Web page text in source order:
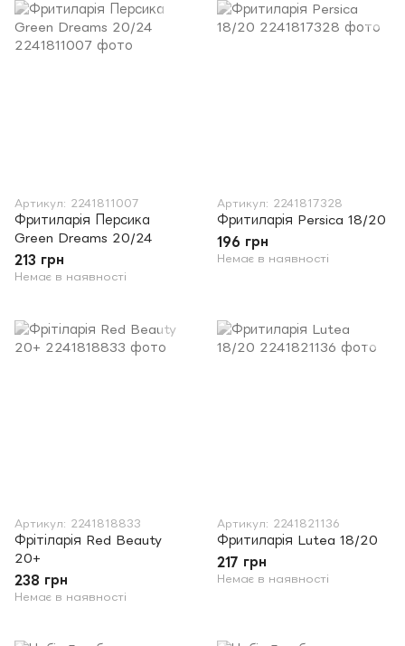
Артикул: 2241811007
Фритиларія Персика
Green Dreams 20/24
213 грн
Немає в наявності
Артикул: 2241817328
Фритиларія Persica 18/20
196 грн
Немає в наявності
Артикул: 2241818833
Фрітіларія Red Beauty
20+
238 грн
Немає в наявності
Артикул: 2241821136
Фритиларія Lutea 18/20
217 грн
Немає в наявності